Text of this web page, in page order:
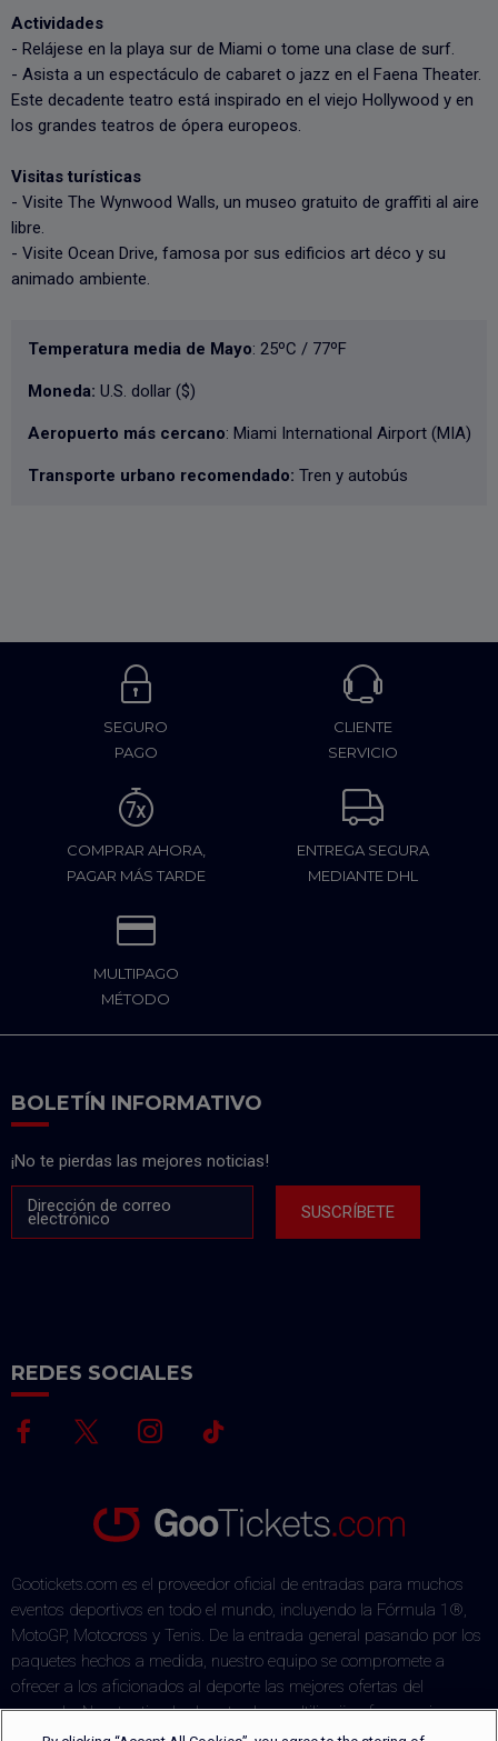
Actividades
- Relájese en la playa sur de Miami o tome una clase de surf.
- Asista a un espectáculo de cabaret o jazz en el Faena Theater.
Este decadente teatro está inspirado en el viejo Hollywood y en
los grandes teatros de ópera europeos.
Visitas turísticas
- Visite The Wynwood Walls, un museo gratuito de graffiti al aire
libre.
- Visite Ocean Drive, famosa por sus edificios art déco y su
animado ambiente.
Temperatura media de Mayo: 25ºC / 77ºF
Moneda: U.S. dollar ($)
Aeropuerto más cercano: Miami International Airport (MIA)
Transporte urbano recomendado: Tren y autobús
SEGURO
PAGO
CLIENTE
SERVICIO
COMPRAR AHORA,
PAGAR MÁS TARDE
ENTREGA SEGURA
MEDIANTE DHL
MULTIPAGO
MÉTODO
BOLETÍN INFORMATIVO
¡No te pierdas las mejores noticias!
Dirección de correo
electrónico SUSCRÍBETE
REDES SOCIALES
Gootickets.com es el proveedor oficial de entradas para muchos
eventos deportivos en todo el mundo, incluyendo la Fórmula 1®,
MotoGP, Motocross y Tenis. De la entrada general pasando por los
paquetes hechos a medida, nuestro equipo se compromete a
ofrecer a los aficionados al deporte las mejores ofertas del
mercado. Nuestra tienda de entradas multilingüe ofrece varios